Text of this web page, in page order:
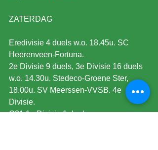
ZATERDAG
Eredivisie 4 duels w.o. 18.45u. SC
Heerenveen-Fortuna.
2e Divisie 9 duels, 3e Divisie 16 duels
w.o. 14.30u. Stedeco-Groene Ster,
18.00u. SV Meerssen-VVSB. 4e
Divisie.
O21 1e Divisie 1 duel.